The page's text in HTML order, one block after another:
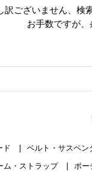
訳ございません、 検
お手数ですが、
ド ベルト・サスペン
ム・ストラップ ポー